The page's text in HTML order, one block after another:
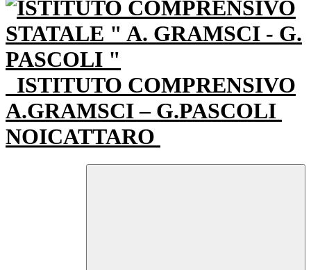
ISTITUTO COMPRENSIVO
A.GRAMSCI – G.PASCOLI
NOICATTARO